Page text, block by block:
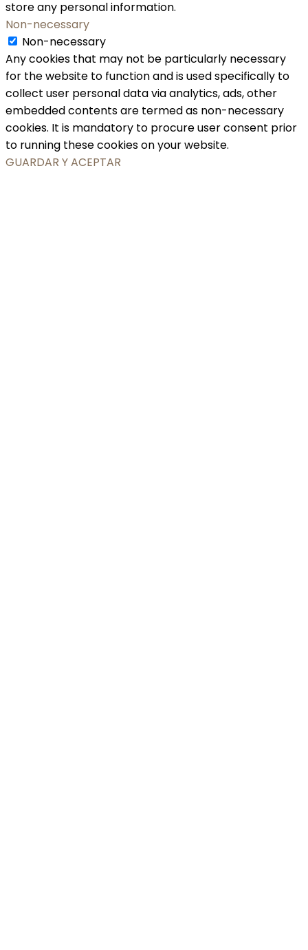
store any personal information.
Non-necessary
Non-necessary
Any cookies that may not be particularly necessary
for the website to function and is used specifically to
collect user personal data via analytics, ads, other
embedded contents are termed as non-necessary
cookies. It is mandatory to procure user consent prior
to running these cookies on your website.
GUARDAR Y ACEPTAR